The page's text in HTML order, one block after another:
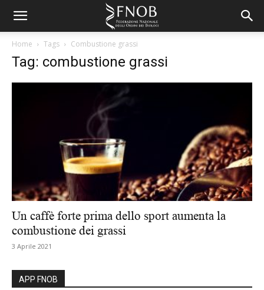
Home Tags Combustione grassi
Tag: combustione grassi
Un caffè forte prima dello sport aumenta la
combustione dei grassi
3 Aprile 2021
APP FNOB